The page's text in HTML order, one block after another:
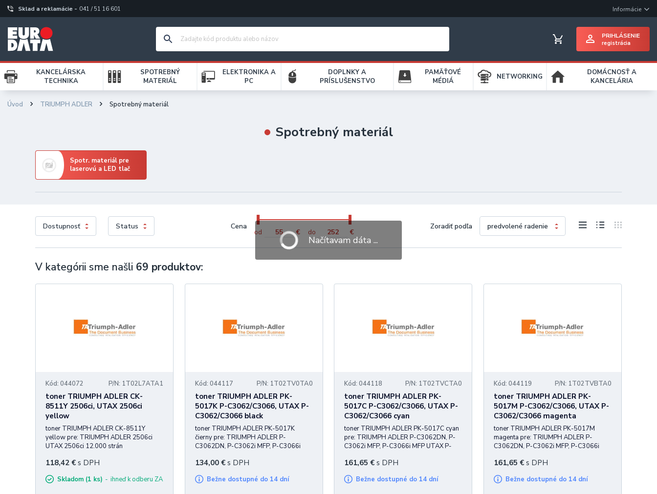
Sklad a reklamácie - 041 / 51 16 601 Informácie
PRIHLÁSENIE
registrácia
KANCELÁRSKA
TECHNIKA
SPOTREBNÝ
MATERIÁL
ELEKTRONIKA A
PC
DOPLNKY A
PRÍSLUŠENSTVO
PAMÄŤOVÉ
MÉDIÁ
NETWORKING
DOMÁCNOSŤ A
KANCELÁRIA
Úvod TRIUMPH ADLER Spotrebný materiál
Spotrebný materiál
Spotr. materiál pre
laserovú a LED tlač
Dostupnosť Status Cena
od € do €
Zoradiť podľa
V kategórii sme našli 69 produktov:
Kód: 044072 P/N: 1T02L7ATA1
toner TRIUMPH ADLER CK-
8511Y 2506ci, UTAX 2506ci
yellow
toner TRIUMPH ADLER CK-8511Y
yellow pre: TRIUMPH ADLER 2506ci
UTAX 2506ci 12.000 strán
118,42 € s DPH
Skladom (1 ks) ihneď k odberu ZA
Kód: 044117 P/N: 1T02TV0TA0
toner TRIUMPH ADLER PK-
5017K P-C3062/C3066, UTAX P-
C3062/C3066 black
toner TRIUMPH ADLER PK-5017K
čierny pre: TRIUMPH ADLER P-
C3062DN, P-C3062i MFP, P-C3066i
P-C3066i MFP 8.000 strán
134,00€s DPH
Bežne dostupné do 14 dní
Kód: 044118 P/N: 1T02TVCTA0
toner TRIUMPH ADLER PK-
5017C P-C3062/C3066, UTAX P-
C3062/C3066 cyan
toner TRIUMPH ADLER PK-5017C cyan
pre: TRIUMPH ADLER P-C3062DN, P-
C3062i MFP, P-C3066i MFP UTAX P-
MFP 6.000 strán
161,65 € s DPH
Bežne dostupné do 14 dní
Kód: 044119 P/N: 1T02TVBTA0
toner TRIUMPH ADLER PK-
5017M P-C3062/C3066, UTAX P-
C3062/C3066 magenta
toner TRIUMPH ADLER PK-5017M
magenta pre: TRIUMPH ADLER P-
C3062DN, P-C3062i MFP, P-C3066i
P-C3066i MFP 6.000 strán
161,65 €s DPH
Bežne dostupné do 14 dní
Načítavam dáta ...